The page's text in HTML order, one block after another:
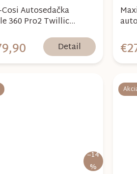
Autosedačka
360 Pro2 Twillic
Detail
–14
%